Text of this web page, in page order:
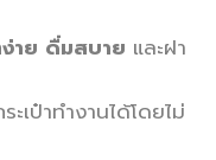
ง่าย ดื่มสบาย และฝา
เป๋าทำงานได้โดยไม่